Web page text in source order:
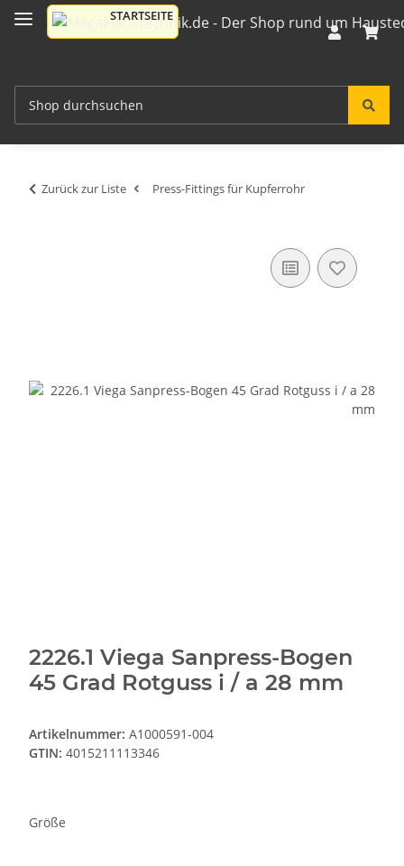
Zurück zur Liste Press-Fittings für Kupferrohr
2226.1 Viega Sanpress-Bogen
45 Grad Rotguss i / a 28 mm
Artikelnummer: A1000591-004
GTIN: 4015211113346
Größe